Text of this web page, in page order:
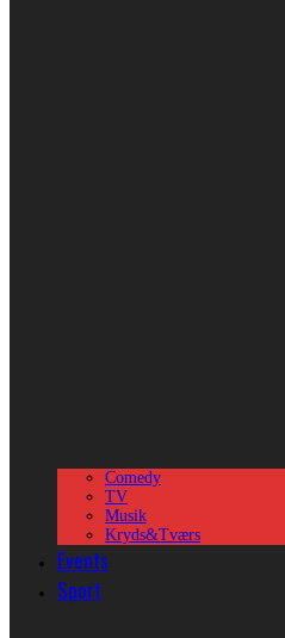
Comedy
TV
Musik
Kryds&Tværs
Events
Sport